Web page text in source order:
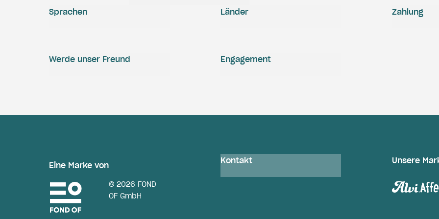
Zahlung
Engagement
Werde unser Freund
Sprachen Länder
Eine Marke von
© 2026 FOND
OF GmbH
Kontakt Unsere